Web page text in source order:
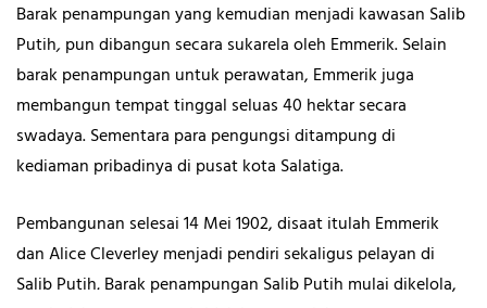
Barak penampungan yang kemudian menjadi kawasan Salib
Putih,pun dibangun secara sukarela oleh Emmerik. Selain
barak penampungan untuk perawatan, Emmerik juga
membangun tempat tinggal seluas 40 hektar secara
swadaya. Sementara para pengungsi ditampung di
kediaman pribadinya di pusat kota Salatiga.
Pembangunan selesai 14 Mei 1902, disaat itulah Emmerik
dan Alice Cleverley menjadi pendiri sekaligus pelayan di
Salib Putih.Barak penampungan Salib Putih mulai dikelola,